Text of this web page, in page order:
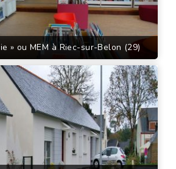
» ou MEM à Riec-sur-Belon (29)